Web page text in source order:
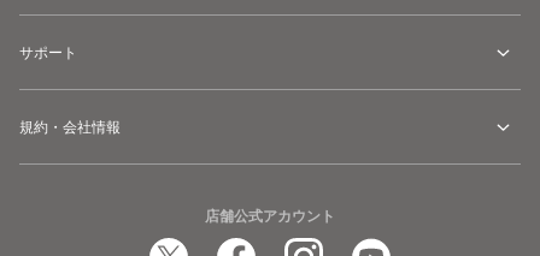
サポート
規約・会社情報
店舗公式アカウント